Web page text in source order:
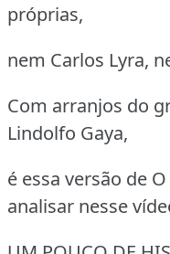
próprias,
nem Carlos Lyra,
Com arranjos do
Lindolfo Gaya,
é essa versão de
analisar nesse